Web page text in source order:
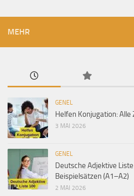
MEHR
GENEL
Helfen Konjugation:
3 MAI 2026
GENEL
Deutsche Adjektive
Beispielsätzen (A1–A2)
2 MAI 2026